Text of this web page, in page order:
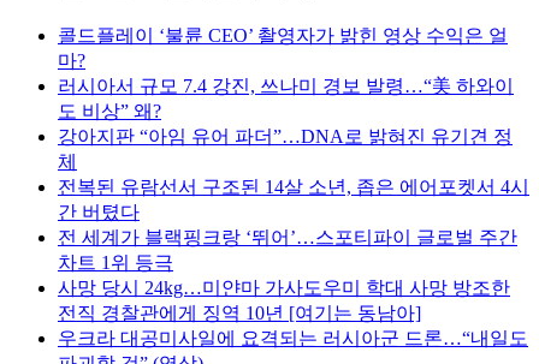
콜드플레이 ‘불륜 CEO’ 촬영자가 밝힌 영상 수익은 얼
마?
러시아서 규모 7.4 강진, 쓰나미 경보 발령…“美 하와이
도 비상” 왜?
강아지판 “아임 유어 파더”…DNA로 밝혀진 유기견 정
체
전복된 유람선서 구조된 14살 소년, 좁은 에어포켓서 4시
간 버텼다
전 세계가 블랙핑크랑 ‘뛰어’…스포티파이 글로벌 주간
차트 1위 등극
사망 당시 24kg…미얀마 가사도우미 학대 사망 방조한
전직 경찰관에게 징역 10년 [여기는 동남아]
우크라 대공미사일에 요격되는 러시아군 드론…“내일도